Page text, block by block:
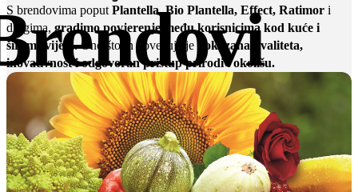
S brendovima poput Plantella, Bio Plantella, Effect, Ratimor i
drugima, gradimo povjerenje među korisnicima kod kuće i
širom svijeta. Ono što ih povezuje je dokazana kvaliteta,
inovativnost i odgovoran pristup prirodi i okolišu.